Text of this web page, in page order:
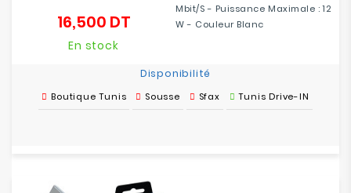
Mbit/s - Puissance Maximale : 12
W - Couleur Blanc
16,500 DTPrix
En stock
Disponibilité
Boutique Tunis Sousse Sfax Tunis Drive-IN